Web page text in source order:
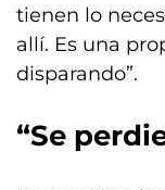
tienen lo
allí. Es una
disparando”.
“Se